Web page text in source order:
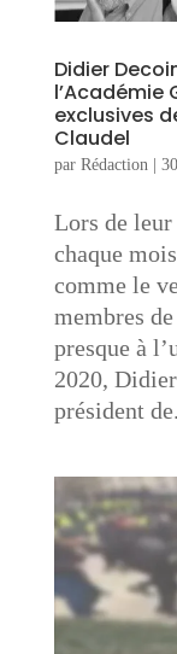
Didier
l’Académie
exclusives
Claudel
par Rédaction
Lors de
chaque
comme le
membres
presque à
2020,
président